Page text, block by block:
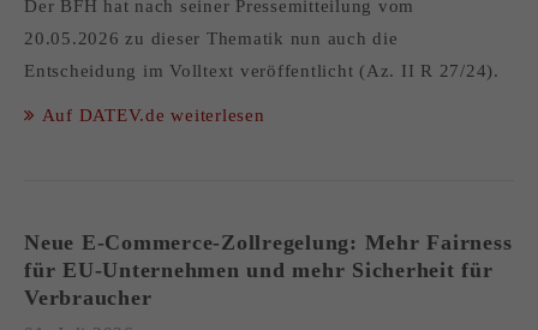
Der BFH hat nach seiner Pressemitteilung vom
20.05.2026 zu dieser Thematik nun auch die
Entscheidung im Volltext veröffentlicht (Az. II R 27/24).
Auf DATEV.de weiterlesen
Neue E-Commerce-Zollregelung: Mehr Fairness
für EU-Unternehmen und mehr Sicherheit für
Verbraucher